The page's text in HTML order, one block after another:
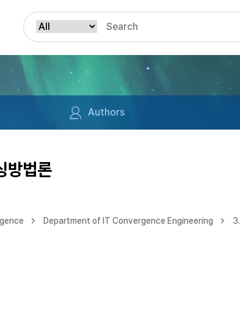
Authors
방법론
Department of IT Convergence Engineering